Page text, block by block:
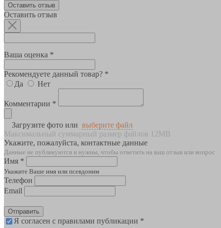
Оставить отзыв
Оставить отзыв
Ваша оценка *
Рекомендуете данный товар? *
Да
Нет
Комментарии *
Загрузите фото или выберите файл
Максимальный суммарный размер файлов 12MB
Укажите, пожалуйста, контактные данные
Данные не публикуются и нужны, чтобы ответить на ваш отзыв или вопрос
Имя *
Укажите Ваше имя или псевдоним
Телефон
Email
Отправить
Я согласен с правилами публикации *